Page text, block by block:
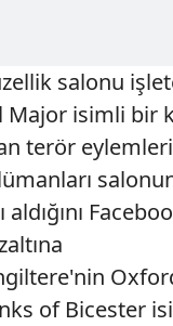
salonu
Major isimli bir
terör
of Bicester